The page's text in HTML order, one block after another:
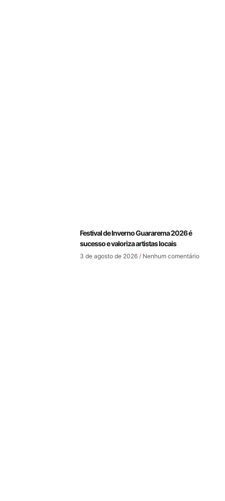
Festival de Inverno Guararema 2026 é
sucesso e valoriza artistas locais
3 de agosto de 2026 Nenhum comentário